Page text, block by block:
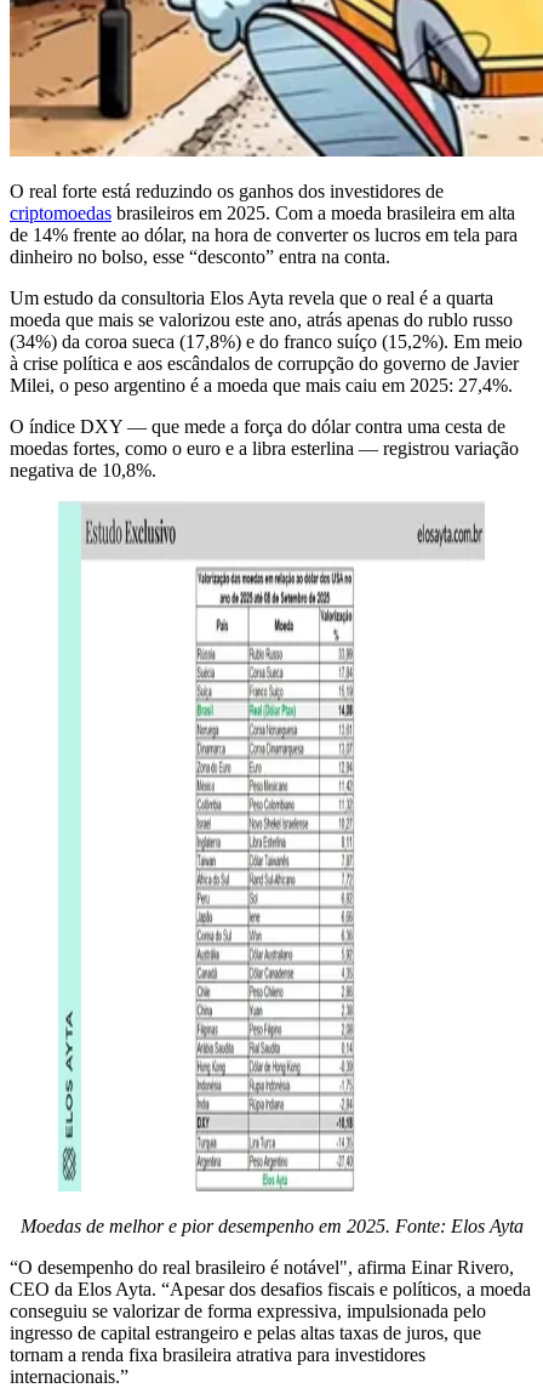
O real forte está reduzindo os ganhos dos investidores de
criptomoedas brasileiros em 2025. Com a moeda brasileira em alta
de 14% frente ao dólar, na hora de converter os lucros em tela para
dinheiro no bolso, esse “desconto” entra na conta.
Um estudo da consultoria Elos Ayta revela que o real é a quarta
moeda que mais se valorizou este ano, atrás apenas do rublo russo
(34%) da coroa sueca (17,8%) e do franco suíço (15,2%). Em meio
à crise política e aos escândalos de corrupção do governo de Javier
Milei, o peso argentino é a moeda que mais caiu em 2025: 27,4%.
O índice DXY — que mede a força do dólar contra uma cesta de
moedas fortes, como o euro e a libra esterlina — registrou variação
negativa de 10,8%.
Moedas de melhor e pior desempenho em 2025. Fonte: Elos Ayta
“O desempenho do real brasileiro é notável", afirma Einar Rivero,
CEO da Elos Ayta. “Apesar dos desafios fiscais e políticos, a moeda
conseguiu se valorizar de forma expressiva, impulsionada pelo
ingresso de capital estrangeiro e pelas altas taxas de juros, que
tornam a renda fixa brasileira atrativa para investidores
internacionais.”